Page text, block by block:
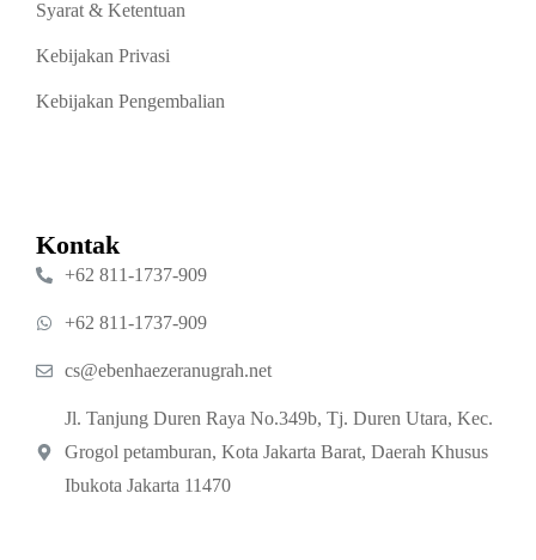
Syarat & Ketentuan
Kebijakan Privasi
Kebijakan Pengembalian
Kontak
‪+62 811‑1737‑909‬
‪+62 811‑1737‑909‬
cs@ebenhaezeranugrah.net
Jl. Tanjung Duren Raya No.349b, Tj. Duren Utara, Kec.
Grogol petamburan, Kota Jakarta Barat, Daerah Khusus
Ibukota Jakarta 11470